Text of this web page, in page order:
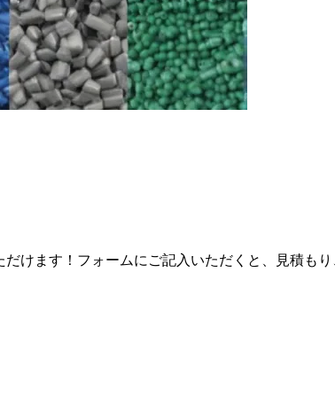
けます！フォームにご記入いただくと、見積も